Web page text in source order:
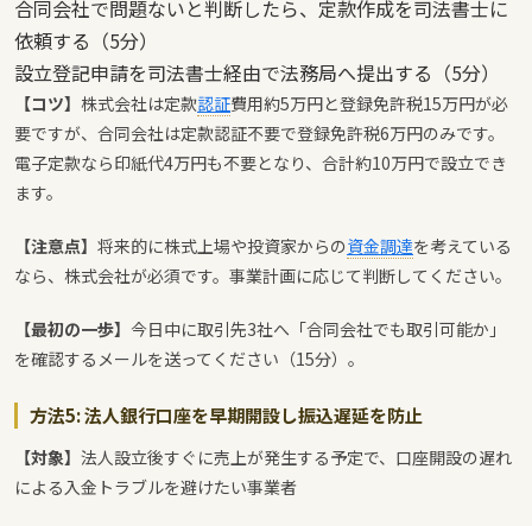
合同会社で問題ないと判断したら、定款作成を司法書士に
依頼する（5分）
設立登記申請を司法書士経由で法務局へ提出する（5分）
【コツ】 株式会社は定款認証費用約5万円と登録免許税15万円が必
要ですが、合同会社は定款認証不要で登録免許税6万円のみです。
電子定款なら印紙代4万円も不要となり、合計約10万円で設立でき
ます。
【注意点】 将来的に株式上場や投資家からの資金調達を考えている
なら、株式会社が必須です。事業計画に応じて判断してください。
【最初の一歩】 今日中に取引先3社へ「合同会社でも取引可能か」
を確認するメールを送ってください（15分）。
方法5: 法人銀行口座を早期開設し振込遅延を防止
【対象】 法人設立後すぐに売上が発生する予定で、口座開設の遅れ
による入金トラブルを避けたい事業者